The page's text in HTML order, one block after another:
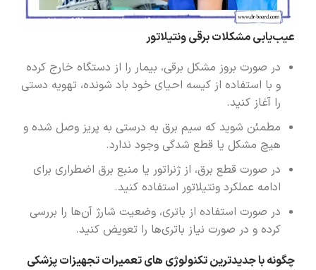
عیب‌یابی مشکلات برقی ونتیلاتور
در صورت بروز مشکل برقی، بیمار را از دستگاه خارج کرده
و با استفاده از کیسه احیای خود باد شونده، تهویه دستی
را آغاز کنید.
مطمئن شوید که سیم برق به درستی به پریز وصل شده و
هیچ مشکل یا قطع شدگی وجود ندارد.
در صورت قطع برق، از ژنراتور یا منبع برق اضطراری برای
ادامه عملکرد ونتیلاتور استفاده کنید.
در صورت استفاده از باتری، وضعیت شارژ آن‌ها را بررسی
کرده و در صورت نیاز باتری‌ها را تعویض کنید.
چگونه با جدیدترین تکنولوژی‌ های تعمیرات تجهیزات پزشکی